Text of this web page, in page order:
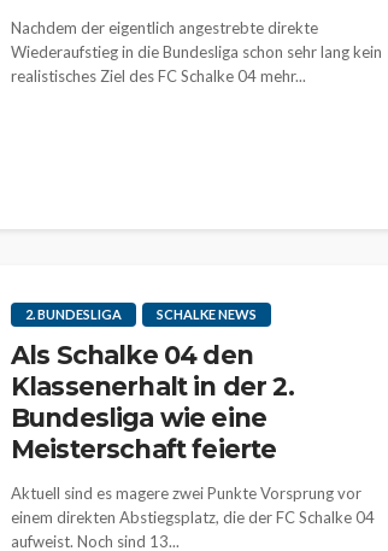
Nachdem der eigentlich angestrebte direkte
Wiederaufstieg in die Bundesliga schon sehr lang kein
realistisches Ziel des FC Schalke 04 mehr...
2. BUNDESLIGA SCHALKE NEWS
Als Schalke 04 den
Klassenerhalt in der 2.
Bundesliga wie eine
Meisterschaft feierte
Aktuell sind es magere zwei Punkte Vorsprung vor
einem direkten Abstiegsplatz, die der FC Schalke 04
aufweist. Noch sind 13...